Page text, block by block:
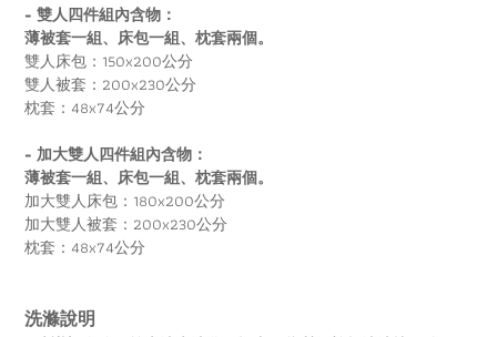
- 雙人四件組內含物：
薄被套一組、床包一組、枕套兩個。
雙人床包：150x200公分
雙人被套：200x230公分
枕套：48x74公分
- 加大雙人四件組內含物：
薄被套一組、床包一組、枕套兩個。
加大雙人床包：180x200公分
加大雙人被套：200x230公分
枕套：48x74公分
洗滌說明